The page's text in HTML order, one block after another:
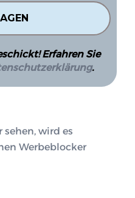
Erfahren Sie
.
wird es
Werbeblocker